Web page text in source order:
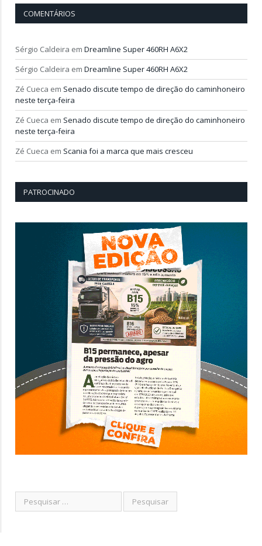
COMENTÁRIOS
Sérgio Caldeira em Dreamline Super 460RH A6X2
Sérgio Caldeira em Dreamline Super 460RH A6X2
Zé Cueca em Senado discute tempo de direção do caminhoneiro
neste terça-feira
Zé Cueca em Senado discute tempo de direção do caminhoneiro
neste terça-feira
Zé Cueca em Scania foi a marca que mais cresceu
PATROCINADO